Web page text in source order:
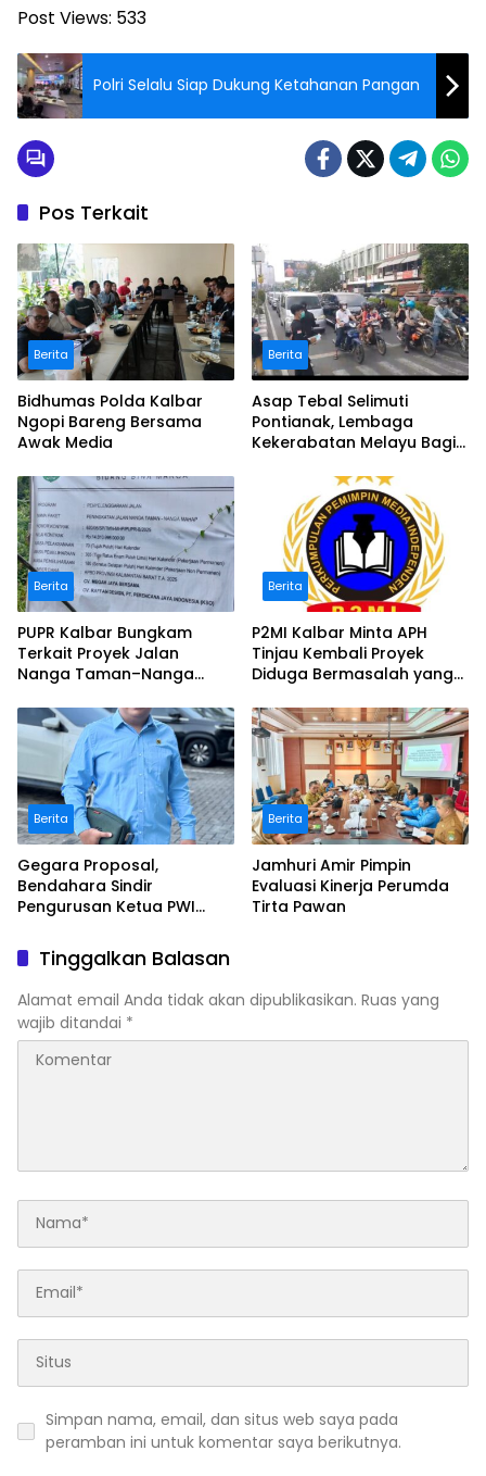
Post Views: 533
Polri Selalu Siap Dukung Ketahanan Pangan
Pos Terkait
Berita
Bidhumas Polda Kalbar
Ngopi Bareng Bersama
Awak Media
Berita
Asap Tebal Selimuti
Pontianak, Lembaga
Kekerabatan Melayu Bagi
Berita
PUPR Kalbar Bungkam
Terkait Proyek Jalan
Nanga Taman–Nanga
Bermasalah
Berita
P2MI Kalbar Minta APH
Tinjau Kembali Proyek
Diduga Bermasalah yang
Berita
Gegara Proposal,
Bendahara Sindir
Pengurusan Ketua PWI
Berita
Jamhuri Amir Pimpin
Evaluasi Kinerja Perumda
Tirta Pawan
Tinggalkan Balasan
Alamat email Anda tidak akan dipublikasikan. Ruas yang
wajib ditandai *
Simpan nama, email, dan situs web saya pada
peramban ini untuk komentar saya berikutnya.